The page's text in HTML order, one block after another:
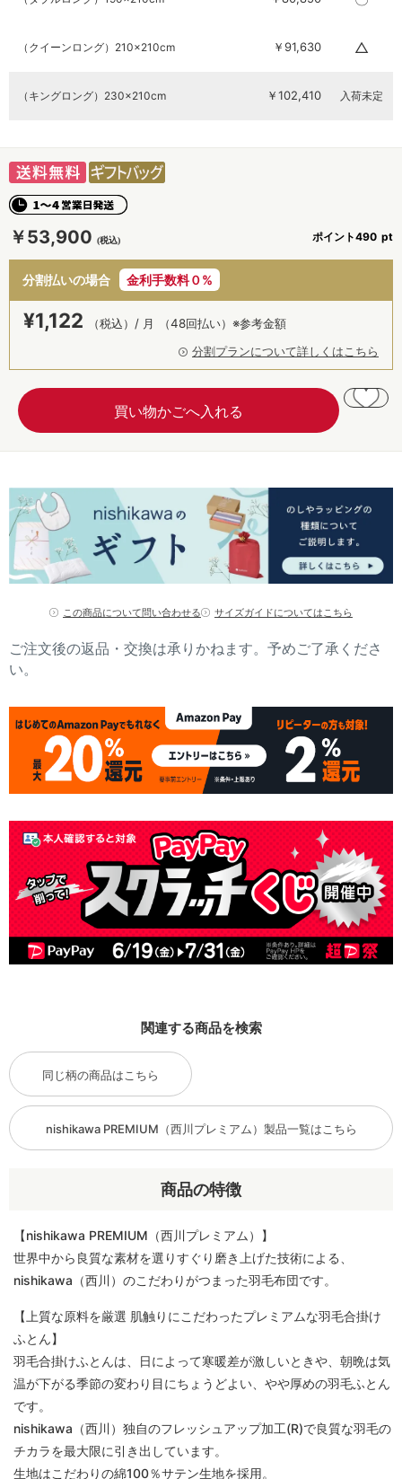
￥53,900 ポイント490
分割払いの場合 金利手数料０%
¥1,122 （税込）/ 月 （48回払い）※参考金額
分割プランについて詳しくはこちら
（クイーンロング）210×210cm ￥91,630 △
（キングロング）230×210cm ￥102,410 入荷未定
この商品について問い合わせる サイズガイドについてはこちら
ご注文後の返品・交換は承りかねます。予めご了承くださ
い。
商品の特徴
【nishikawa PREMIUM（西川プレミアム）】
世界中から良質な素材を選りすぐり磨き上げた技術による、
nishikawa（西川）のこだわりがつまった羽毛布団です。
【上質な原料を厳選 肌触りにこだわったプレミアムな羽毛合掛け
ふとん】
羽毛合掛けふとんは、日によって寒暖差が激しいときや、朝晩は気
温が下がる季節の変わり目にちょうどよい、やや厚めの羽毛ふとん
です。
nishikawa（西川）独自のフレッシュアップ加工(R)で良質な羽毛の
チカラを最大限に引き出しています。
生地はこだわりの綿100％サテン生地を採用。
関連する商品を検索
同じ柄の商品はこちら
nishikawa PREMIUM（西川プレミアム）製品一覧はこちら